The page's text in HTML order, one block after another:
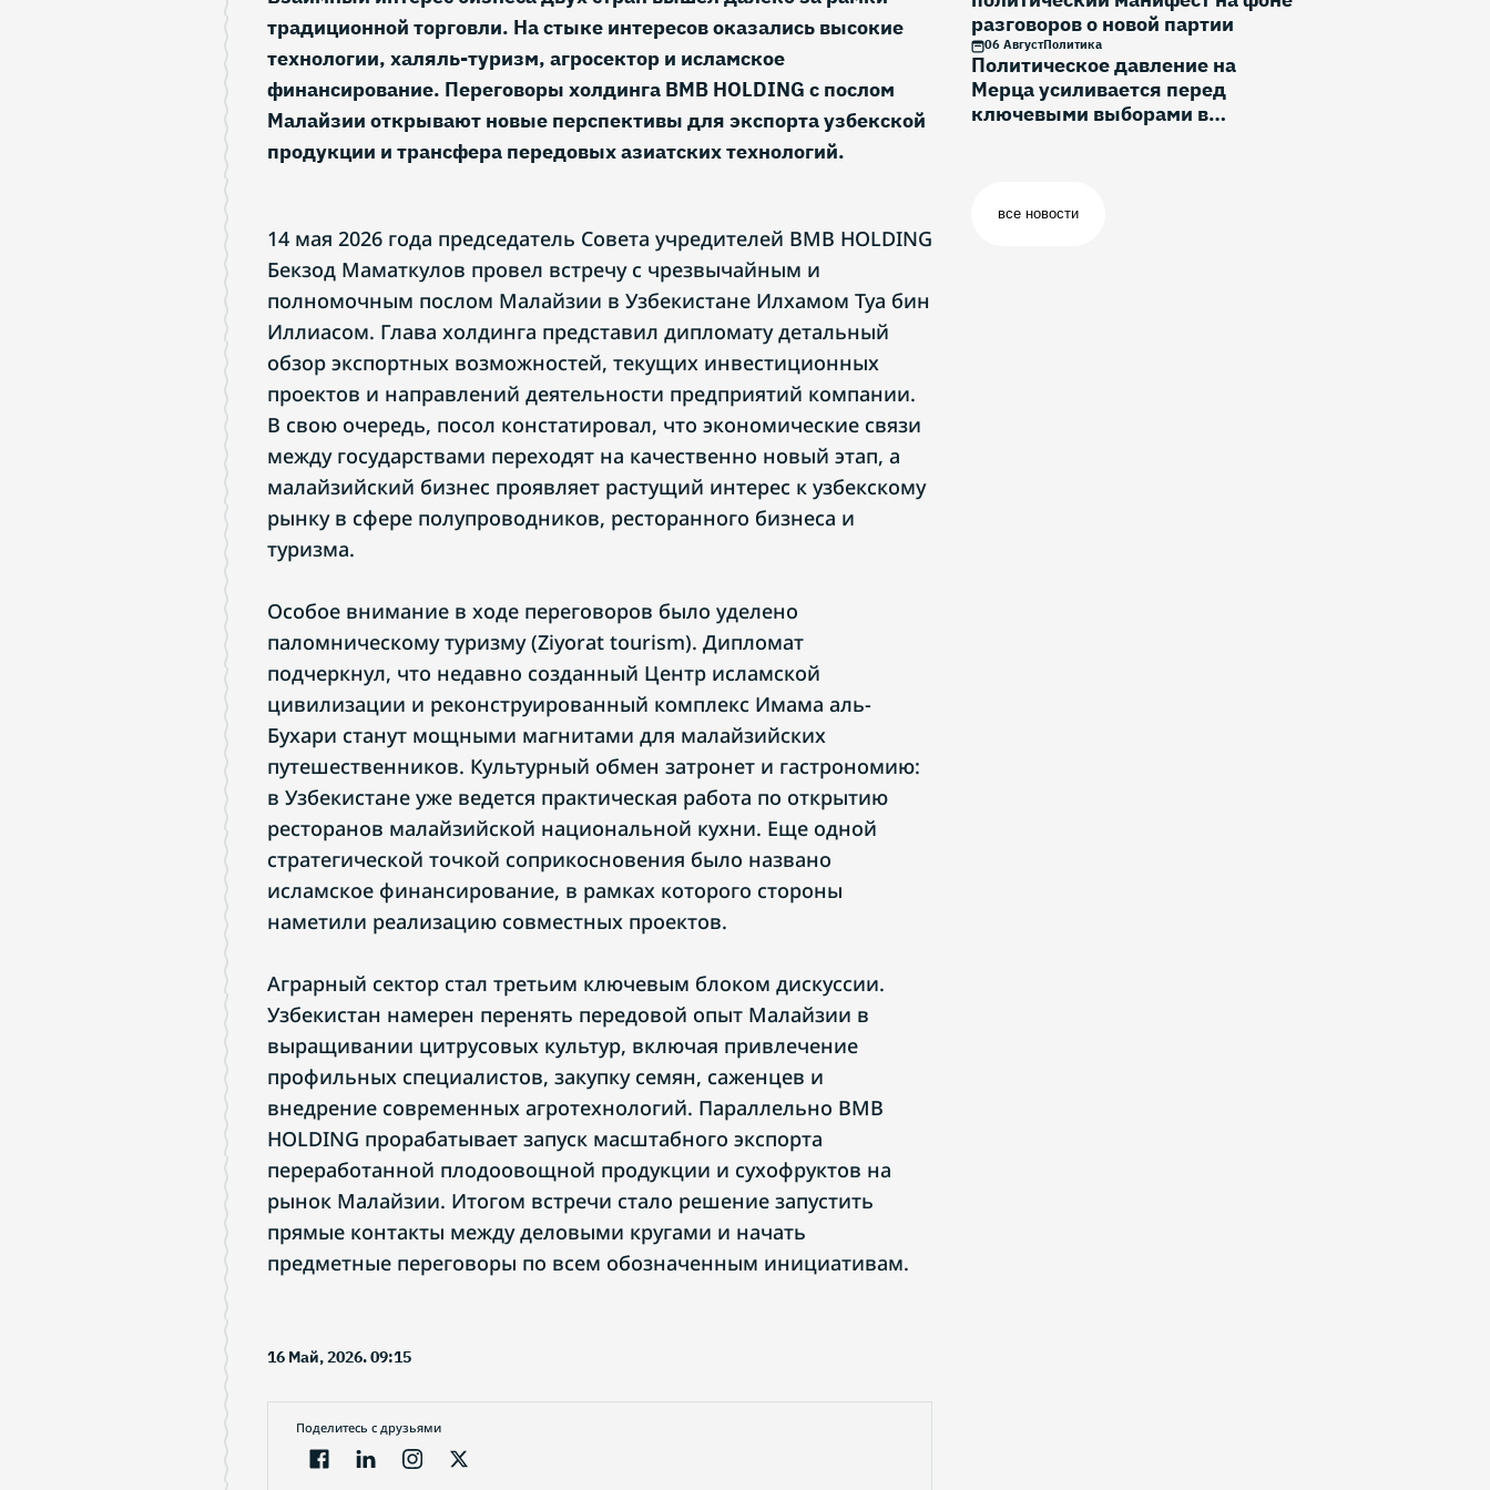
традиционной торговли. На стыке интересов оказались высокие
технологии, халяль-туризм, агросектор и исламское
финансирование. Переговоры холдинга BMB HOLDING с послом
Малайзии открывают новые перспективы для экспорта узбекской
продукции и трансфера передовых азиатских технологий.
14 мая 2026 года председатель Совета учредителей BMB HOLDING
Бекзод Маматкулов провел встречу с чрезвычайным и
полномочным послом Малайзии в Узбекистане Илхамом Туа бин
Иллиасом. Глава холдинга представил дипломату детальный
обзор экспортных возможностей, текущих инвестиционных
проектов и направлений деятельности предприятий компании.
В свою очередь, посол констатировал, что экономические связи
между государствами переходят на качественно новый этап, а
малайзийский бизнес проявляет растущий интерес к узбекскому
рынку в сфере полупроводников, ресторанного бизнеса и
туризма.
Особое внимание в ходе переговоров было уделено
паломническому туризму (Ziyorat tourism). Дипломат
подчеркнул, что недавно созданный Центр исламской
цивилизации и реконструированный комплекс Имама аль-
Бухари станут мощными магнитами для малайзийских
путешественников. Культурный обмен затронет и гастрономию:
в Узбекистане уже ведется практическая работа по открытию
ресторанов малайзийской национальной кухни. Еще одной
стратегической точкой соприкосновения было названо
исламское финансирование, в рамках которого стороны
наметили реализацию совместных проектов.
Аграрный сектор стал третьим ключевым блоком дискуссии.
Узбекистан намерен перенять передовой опыт Малайзии в
выращивании цитрусовых культур, включая привлечение
профильных специалистов, закупку семян, саженцев и
внедрение современных агротехнологий. Параллельно BMB
HOLDING прорабатывает запуск масштабного экспорта
переработанной плодоовощной продукции и сухофруктов на
рынок Малайзии. Итогом встречи стало решение запустить
прямые контакты между деловыми кругами и начать
предметные переговоры по всем обозначенным инициативам.
16 Май, 2026. 09:15
Поделитесь с друзьями
разговоров о новой партии
06 АвгустПолитика
Политическое давление на
Мерца усиливается перед
ключевыми выборами в
все новости